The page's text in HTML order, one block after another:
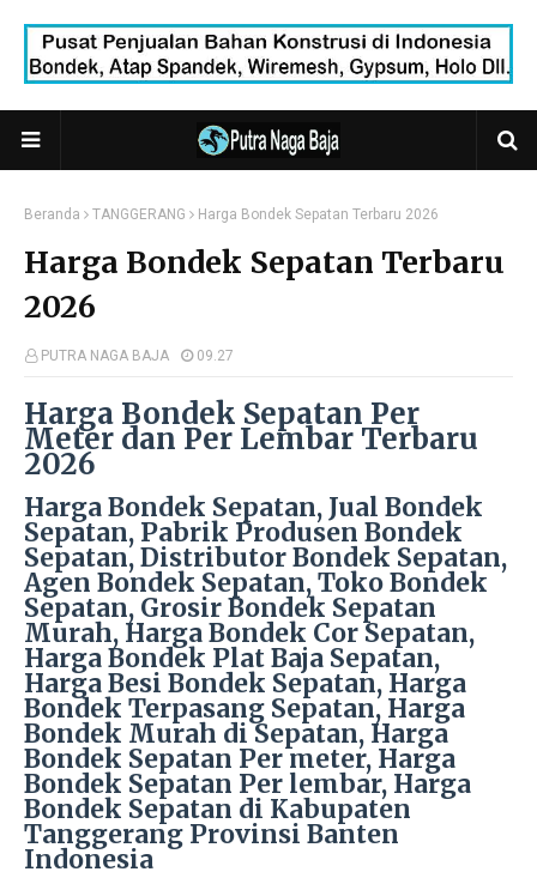
Beranda TANGGERANG Harga Bondek Sepatan Terbaru 2026
Harga Bondek Sepatan Terbaru
2026
PUTRA NAGA BAJA 09.27
Harga Bondek Sepatan Per
Meter dan Per Lembar Terbaru
2026
Harga Bondek Sepatan, Jual Bondek
Sepatan, Pabrik Produsen Bondek
Sepatan, Distributor Bondek Sepatan,
Agen Bondek Sepatan, Toko Bondek
Sepatan, Grosir Bondek Sepatan
Murah, Harga Bondek Cor Sepatan,
Harga Bondek Plat Baja Sepatan,
Harga Besi Bondek Sepatan, Harga
Bondek Terpasang Sepatan, Harga
Bondek Murah di Sepatan, Harga
Bondek Sepatan Per meter, Harga
Bondek Sepatan Per lembar, Harga
Bondek Sepatan di Kabupaten
Tanggerang Provinsi Banten
Indonesia